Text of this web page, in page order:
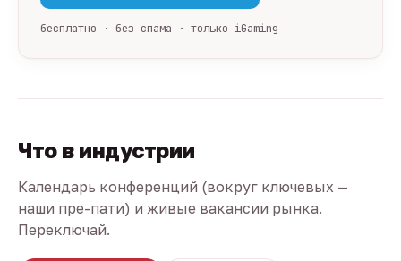
бесплатно · без спама · только iGaming
Что в индустрии
Календарь конференций (вокруг ключевых —
наши пре-пати) и живые вакансии рынка.
Переключай.